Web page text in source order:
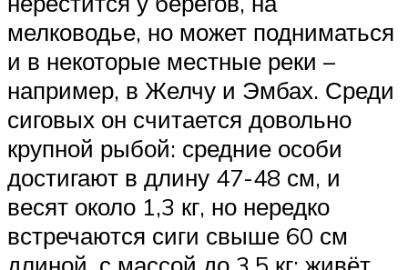
мелководье, но может подниматься
и в некоторые местные реки –
например, в Желчу и Эмбах. Среди
сиговых он считается довольно
крупной рыбой: средние особи
достигают в длину 47-48 см, и
весят около 1,3 кг, но нередко
встречаются сиги свыше 60 см